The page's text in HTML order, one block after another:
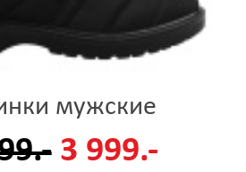
мужские
3 999.-